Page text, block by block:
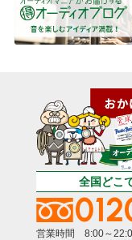
全国どこ
営業時間 8:00～